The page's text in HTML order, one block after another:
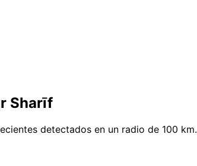
Sharīf
detectados en un radio de 100 km.